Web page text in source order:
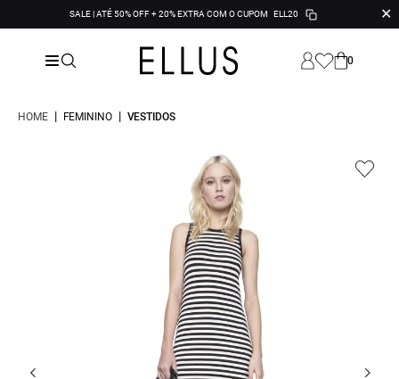
SALE | ATÉ 50% OFF + 20% EXTRA COM O CUPOM ELL20 ✕
0
HOME | FEMININO | VESTIDOS